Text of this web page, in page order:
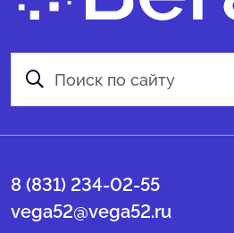
8 (831) 234-02-55
vega52@vega52.ru